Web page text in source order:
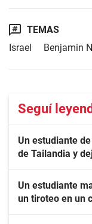
TEMAS
Israel
Benjamin
Seguí
Un estudiante
de Tailandia y
Un estudiante
un tiroteo en un